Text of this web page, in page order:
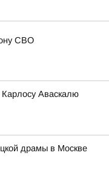
СВО
Аваскалю
драмы в Москве